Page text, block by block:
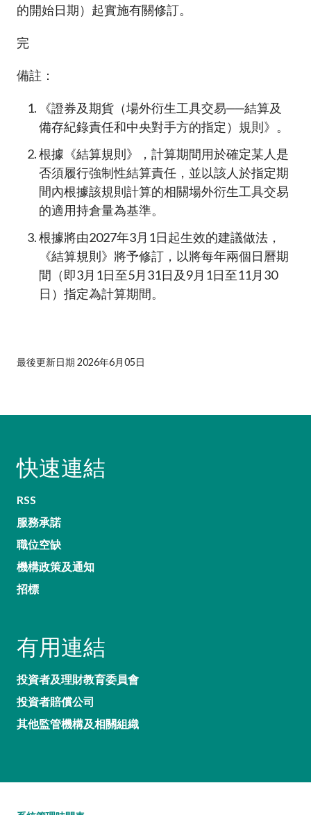
的開始日期）起實施有關修訂。
完
備註：
《證券及期貨（場外衍生工具交易──結算及
備存紀錄責任和中央對手方的指定）規則》。
根據《結算規則》，計算期間用於確定某人是
否須履行強制性結算責任，並以該人於指定期
間內根據該規則計算的相關場外衍生工具交易
的適用持倉量為基準。
根據將由2027年3月1日起生效的建議做法，
《結算規則》將予修訂，以將每年兩個日曆期
間（即3月1日至5月31日及9月1日至11月30
日）指定為計算期間。
最後更新日期 2026年6月05日
快速連結
RSS
服務承諾
職位空缺
機構政策及通知
招標
有用連結
投資者及理財教育委員會
投資者賠償公司
其他監管機構及相關組織